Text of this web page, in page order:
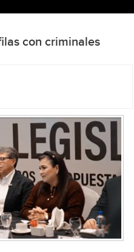
con criminales